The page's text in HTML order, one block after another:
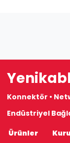
Konnektör •
Endüstriyel
Ürünler